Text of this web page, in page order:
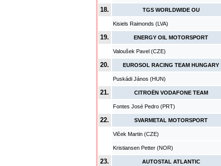
18. TGS WORLDWIDE OU
Kisiels Raimonds (LVA)
19. ENERGY OIL MOTORSPORT
Valoušek Pavel (CZE)
20. EUROSOL RACING TEAM HUNGARY
Puskádi János (HUN)
21. CITROËN VODAFONE TEAM
Fontes José Pedro (PRT)
22. SVARMETAL MOTORSPORT
Vlček Martin (CZE)
Kristiansen Petter (NOR)
23. AUTOSTAL ATLANTIC